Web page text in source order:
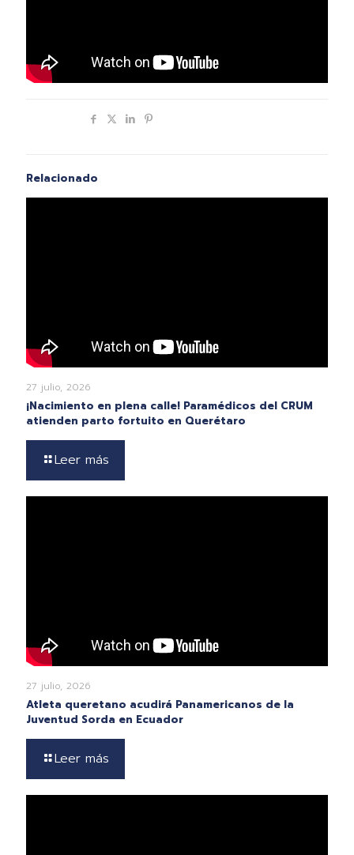
Relacionado
27 julio, 2026
¡Nacimiento en plena calle! Paramédicos del CRUM
atienden parto fortuito en Querétaro
Leer más
27 julio, 2026
Atleta queretano acudirá Panamericanos de la
Juventud Sorda en Ecuador
Leer más